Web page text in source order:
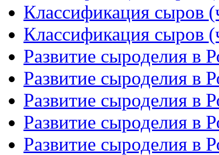
Классификация сыров
Классификация сыров
Развитие сыроделия в
Развитие сыроделия в
Развитие сыроделия в
Развитие сыроделия в
Развитие сыроделия в